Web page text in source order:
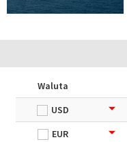
Waluta
USD
EUR